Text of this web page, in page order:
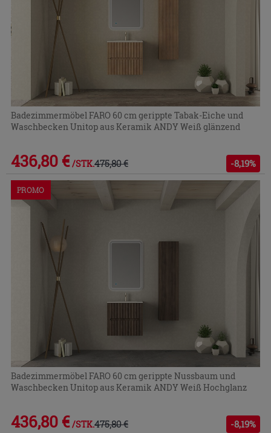
Badezimmermöbel FARO 60 cm gerippte Tabak-Eiche und
Waschbecken Unitop aus Keramik ANDY Weiß glänzend
436,80 € /STK.475,80 € -8,19%
PROMO
Badezimmermöbel FARO 60 cm gerippte Nussbaum und
Waschbecken Unitop aus Keramik ANDY Weiß Hochglanz
436,80 € /STK.475,80 € -8,19%